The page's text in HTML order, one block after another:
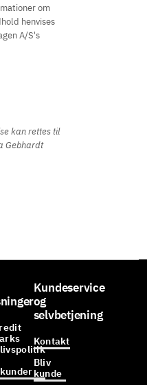
om
henvises
A/S's
kan rettes til
Gebhardt
Kundeservice
og
selvbetjening
Kontakt
Bliv
kunde